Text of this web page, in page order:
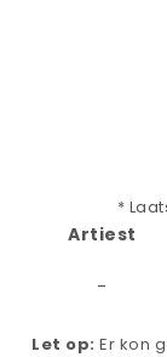
*
Artiest
-
Let op: Er kon